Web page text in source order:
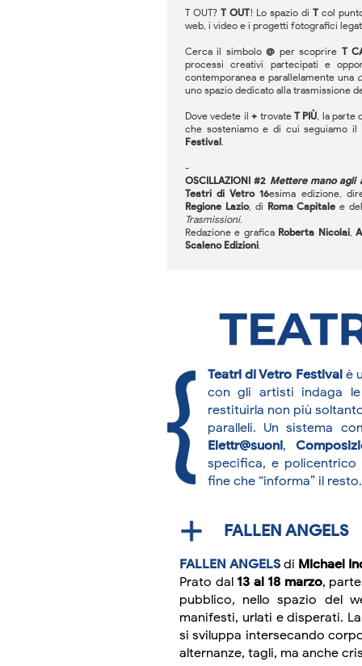
T OUT?T OUT! Lo spazio diT col
web, i video e i progetti fotografici
Cerca il simbolo@ per scoprire T
processi creativi partecipati e
contemporanea e parallelamente una
uno spazio dedicato alla trasmissione
Dove vedete il+ trovate T PIÙ, la parte
che sosteniamo e di cui seguiamo
Festival.
-
OSCILLAZIONI #2 Mettere mano agli
Teatri di Vetro 16esima edizione,
Regione Lazio, di Roma Capitale e
Trasmissioni.
Redazione e grafica Roberta Nicolai,
Scaleno Edizioni.
Teatri di Vetro Festivalè
con gli artisti indaga
restituirla non più
paralleli. Un sistema
Elettr@suoni,
specifica, e
fine che “informa” il resto.
FALLEN ANGELS
FALLEN ANGELSdi Michael
Prato dal 13 al 18 marzo,
pubblico, nello spazio del
manifesti, urlati e disperati.
si sviluppa intersecando
alternanze, tagli, ma anche